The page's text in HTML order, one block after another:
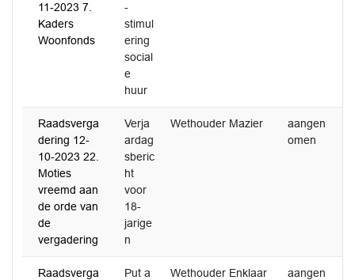
11-2023 7.
Kaders
Woonfonds
-
stimul
ering
social
e
huur
Raadsverga
dering 12-
10-2023 22.
Moties
vreemd aan
de orde van
de
vergadering
Verja
ardag
sberic
ht
voor
18-
jarige
n
Wethouder Mazier
aangen
omen
Raadsverga
Put a
Wethouder Enklaar
aangen